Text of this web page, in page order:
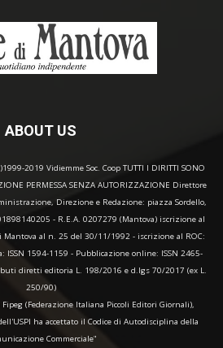
ABOUT US
2019 Vidiemme Soc. Coop TUTTI I DIRITTI SONO
PERMESSA SENZA AUTORIZZAZIONE Direttore
Direzione e Redazione: piazza Sordello,
- R.E.A. 0207279 (Mantova) iscrizione al
al n. 25 del 30/11/1992 - iscrizione al ROC:
ISSN 1594-1159 - Pubblicazione online: ISSN 2465-
diretti editoria L. 198/2016 e d.lgs 70/2017 (ex L.
250/90)
(Federazione Italiana Piccoli Editori Giornali),
ha accettato il Codice di Autodisciplina della
Commerciale"